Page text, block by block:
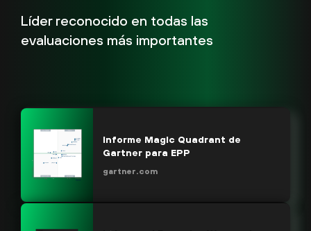
Líder reconocido en todas las
evaluaciones más importantes
Informe Magic Quadrant de
Gartner para EPP
gartner.com